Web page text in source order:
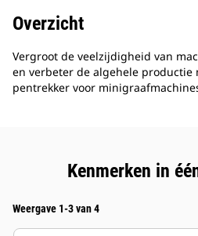
Overzicht
Vergroot de veelzijdigheid van
en verbeter de algehele
pentrekker voor
Kenmerken in
Weergave 1-3 van 4